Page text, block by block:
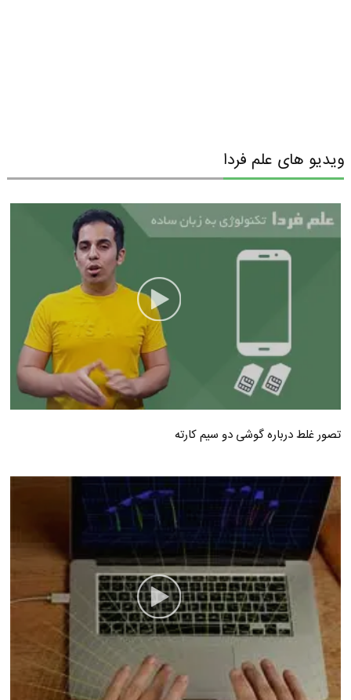
ویدیو های علم فردا
تصور غلط درباره گوشی دو سیم کارته